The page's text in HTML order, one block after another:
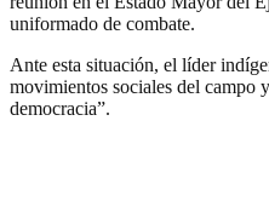
uniformado de combate.
Ante esta situación, el líder
movimientos sociales del campo
democracia”.